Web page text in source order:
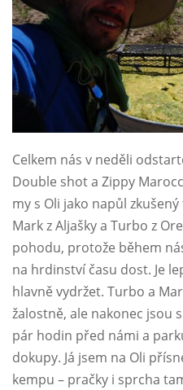
Celkem nás v neděli
Double shot a Zippy
my s Oli jako napůl
Mark z Aljašky a Turbo z
pohodu, protože během
na hrdinství času dost. Je
hlavně vydržet. Turbo a
žalostně, ale nakonec jsou
pár hodin před námi a
dokupy. Já jsem na Oli
kempu – pračky i sprcha